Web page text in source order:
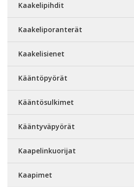
Kaakelipihdit
Kaakeliporanterät
Kaakelisienet
Kääntöpyörät
Kääntösulkimet
Kääntyväpyörät
Kaapelinkuorijat
Kaapimet